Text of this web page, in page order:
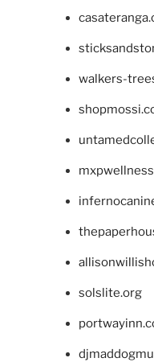
walkers-
solslite.org